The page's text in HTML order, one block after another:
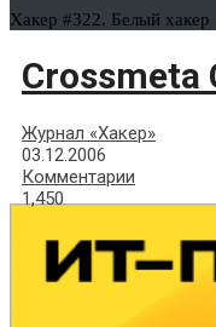
Хакер #322. Белый хакер
Crossmeta
Журнал «Хакер»
03.12.2006
Комментарии
1,450